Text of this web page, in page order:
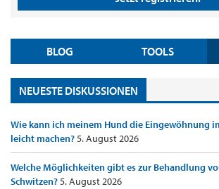
BLOG TOOLS
NEUESTE DISKUSSIONEN
Wie kann ich meinem Hund die Eingewöhnung
leicht machen?5. August 2026
Welche Möglichkeiten gibt es zur Behandlung
Schwitzen?5. August 2026